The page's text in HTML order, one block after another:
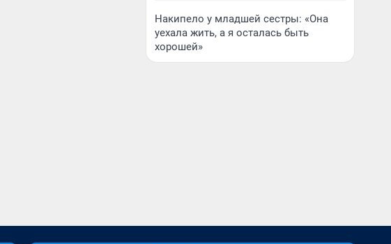
Накипело у младшей сестры: «Она
уехала жить, а я осталась быть
хорошей»